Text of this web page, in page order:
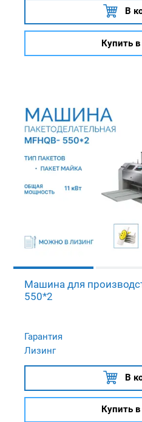
В
Купить
Машина для
550*2
Гарантия
Лизинг
В
Купить